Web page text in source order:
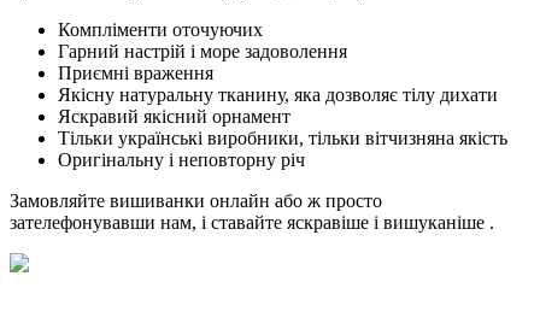
Компліменти оточуючих
Гарний настрій і море задоволення
Приємні враження
Якісну натуральну тканину, яка дозволяє тілу дихати
Яскравий якісний орнамент
Тільки українські виробники, тільки вітчизняна якість
Оригінальну і неповторну річ
Замовляйте вишиванки онлайн або ж просто
зателефонувавши нам, і ставайте яскравіше і вишуканіше .